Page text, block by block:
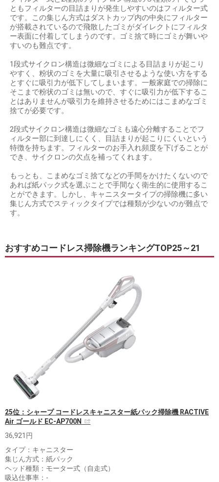
ともフィルターの目詰まりが発生しやすいのはフィルター式
です。この集じん方式はダストカップ内の中央にフィルター
が搭載されているので飛散したゴミがダイレクトにフィルタ
ー表面に付着してしまうのです。ゴミ捨て時にゴミが舞いや
すいのも難点です。
1段式サイクロン構造は微細なゴミによる目詰まりが起こり
やすく、粉状のゴミを大量に吸引させるような使い方をする
とすぐに吸引力が低下してしまいます。一般家庭での掃除に
そこまで粉状のゴミは無いので、すぐに吸引力が低下するこ
とはありませんが吸引力を維持させるためにはこまめなゴミ
捨てが必要です。
2段式サイクロン構造は微細なゴミも遠心分離することでフ
ィルター部に到達しにくく、目詰まりが起こりにくいという
特徴を持ちます。フィルターのお手入れ頻度を下げることが
でき、サイクロンの欠点を補ってくれます。
もっとも、こまめなゴミ捨てなどの手間をかけたくないので
あれば紙パック式を選ぶことで手間なく衛生的に使用するこ
とができます。しかし、キャニスタータイプの掃除機に多い
集じん方式でスティックタイプでは種類が少ないのが難点で
す。
おすすめコードレス掃除機ランキングTOP25～21
25位：シャープ コードレスキャニスター紙パック掃除機 RACTIVE
Air ゴールド EC-AP700N
36,921円
タイプ：キャニスター
集じん方式：紙パック
ヘッド種類：モーター式（自走式）
吸込仕事率：-